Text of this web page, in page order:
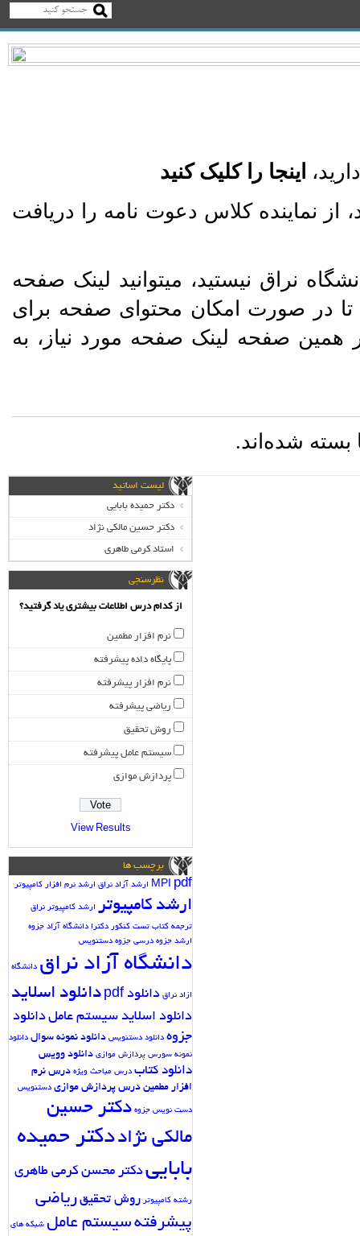
اینجا را کلیک کنید
از نماینده کلاس دعوت نامه را دریافت
نراق نیستید، میتوانید لینک صفحه
تا در صورت امکان محتوای صفحه برای
همین صفحه لینک صفحه مورد نیاز، به
بسته شده‌اند.
لیست اساتید
دکتر حمیده بابایی
دکتر حسین مالکی نژاد
استاد کرمی طاهری
نظرسنجی
از کدام درس اطلاعات بیشتری یاد گرفتید؟
نرم افزار مطمین
پایگاه داده پیشرفته
نرم افزار پیشرفته
ریاضی پیشرفته
روش تحقیق
سیستم عامل پیشرفته
پردازش موازی
View Results
برچسب ها
MPI pdf ارشد آزاد نراق ارشد نرم افزار کامپیوتر
ارشد کامپیوتر ارشد کامپیوتر نراق
ترجمه کتاب تست کنکور دکترا دانشگاه آزاد جزوه
ارشد جزوه درسی جزوه دستنویس
دانشگاه آزاد نراق دانشگاه
ازاد نراق دانلود pdf دانلود اسلاید
دانلود اسلاید سیستم عاملدانلود
جزوه دانلود دستنویس دانلود نمونه سوال دانلود
نمونه سورس پردازش موازی دانلود وویس
دانلود کتاب درس مباحث ویژه درس نرم
افزار مطمین درس پردازش موازی دستنویس
دست نویس جزوه دکتر حسین
مالکی نژاددکتر حمیده
باباییدکتر محسن کرمی طاهری
رشته کامپیوتر روش تحقیقریاضی
پیشرفتهسیستم عامل شبکه های